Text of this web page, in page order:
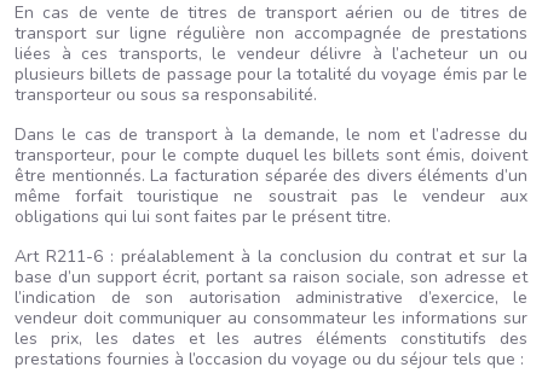
En cas de vente de titres de transport aérien ou de titres de
transport sur ligne régulière non accompagnée de prestations
liées à ces transports, le vendeur délivre à l’acheteur un ou
plusieurs billets de passage pour la totalité du voyage émis par le
transporteur ou sous sa responsabilité.
Dans le cas de transport à la demande, le nom et l’adresse du
transporteur, pour le compte duquel les billets sont émis, doivent
être mentionnés. La facturation séparée des divers éléments d’un
même forfait touristique ne soustrait pas le vendeur aux
obligations qui lui sont faites par le présent titre.
Art R211-6 : préalablement à la conclusion du contrat et sur la
base d’un support écrit, portant sa raison sociale, son adresse et
l’indication de son autorisation administrative d’exercice, le
vendeur doit communiquer au consommateur les informations sur
les prix, les dates et les autres éléments constitutifs des
prestations fournies à l’occasion du voyage ou du séjour tels que :